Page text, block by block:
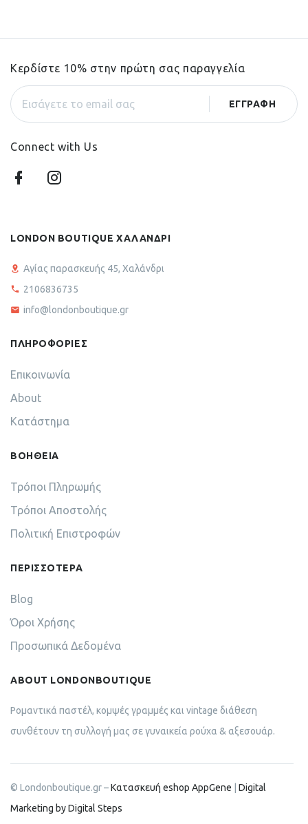
Κερδίστε 10% στην πρώτη σας παραγγελία
Connect with Us
LONDON BOUTIQUE ΧΑΛΑΝΔΡΙ
Αγίας παρασκευής 45, Χαλάνδρι
2106836735
info@londonboutique.gr
ΠΛΗΡΟΦΟΡΙΕΣ
Επικοινωνία
About
Κατάστημα
ΒΟΗΘΕΙΑ
Τρόποι Πληρωμής
Τρόποι Αποστολής
Πολιτική Επιστροφών
ΠΕΡΙΣΣΟΤΕΡΑ
Blog
Όροι Χρήσης
Προσωπικά Δεδομένα
ABOUT LONDONBOUTIQUE
Ρομαντικά παστέλ, κομψές γραμμές και vintage διάθεση
συνθέτουν τη συλλογή μας σε γυναικεία ρούχα & αξεσουάρ.
© Londonboutique.gr –Κατασκευή eshop AppGene
Digital
Marketing by Digital Steps